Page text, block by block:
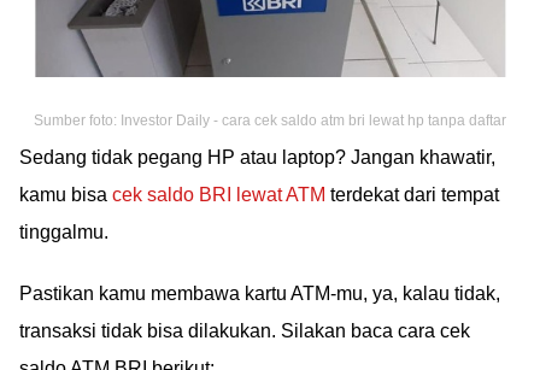
Sumber foto: Investor Daily - cara cek saldo atm bri lewat hp tanpa daftar
Sedang tidak pegang HP atau laptop? Jangan khawatir,
kamu bisa cek saldo BRI lewat ATM terdekat dari tempat
tinggalmu.
Pastikan kamu membawa kartu ATM-mu, ya, kalau tidak,
transaksi tidak bisa dilakukan. Silakan baca cara cek